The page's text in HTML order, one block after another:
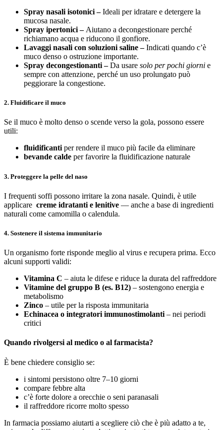
Spray nasali isotonici –Ideali per idratare e detergere la
mucosa nasale.
Spray ipertonici – Aiutano a decongestionare perché
richiamano acqua e riducono il gonfiore.
Lavaggi nasali con soluzioni saline –Indicati quando c’è
muco denso o ostruzione importante.
Spray decongestionanti –Da usare solo per pochi giorni e
sempre con attenzione, perché un uso prolungato può
peggiorare la congestione.
2. Fluidificare il muco
Se il muco è molto denso o scende verso la gola, possono essere
utili:
fluidificantiper rendere il muco più facile da eliminare
bevande calde per favorire la fluidificazione naturale
3. Proteggere la pelle del naso
I frequenti soffi possono irritare la zona nasale. Quindi, è utile
applicare creme idratanti e lenitive — anche a base di ingredienti
naturali come camomilla o calendula.
4. Sostenere il sistema immunitario
Un organismo forte risponde meglio al virus e recupera prima. Ecco
alcuni supporti validi:
Vitamina C – aiuta le difese e riduce la durata del raffreddore
Vitamine del gruppo B (es. B12) – sostengono energia e
metabolismo
Zinco – utile per la risposta immunitaria
Echinacea o integratori immunostimolanti – nei periodi
critici
Quando rivolgersi al medico o al farmacista?
È bene chiedere consiglio se:
i sintomi persistono oltre 7–10 giorni
compare febbre alta
c’è forte dolore a orecchie o seni paranasali
il raffreddore ricorre molto spesso
In farmacia possiamo aiutarti a scegliere ciò che è più adatto a te,